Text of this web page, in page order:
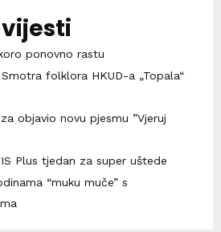
ponovno rastu
folklora HKUD-a „Topala“
objavio novu pjesmu ”Vjeruj
Plus tjedan za super uštede
“muku muče” s